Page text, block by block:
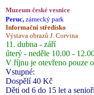
Muzeum české vesnice
Peruc, zámecký park
Informační středisko
Výstava obrazů J. Corvina
11. dubna - září
úterý - neděle 10.00 -
V říjnu je otevřeno pouze
Vstupné:
Dospělí 40 Kč
Děti od 6 do 15 let a